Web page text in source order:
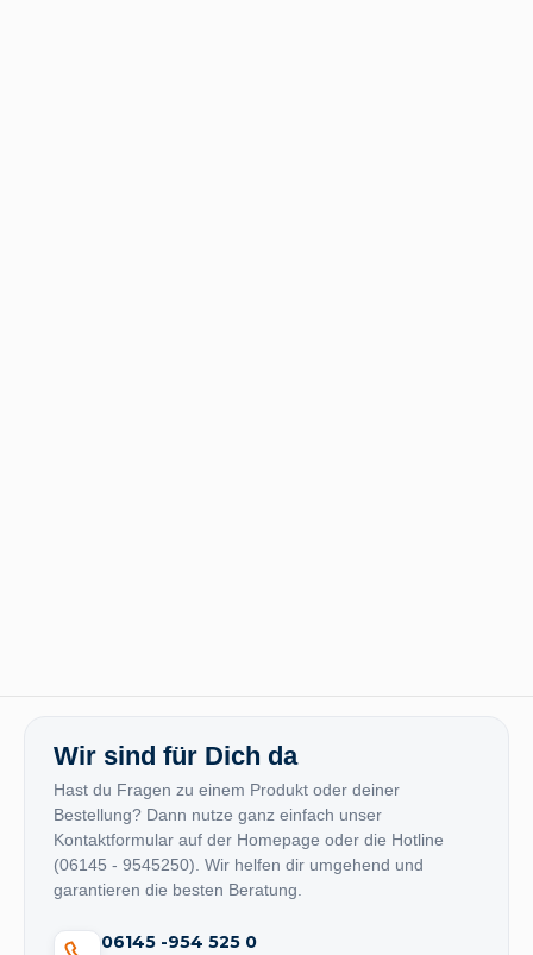
Wir sind für Dich da
Hast du Fragen zu einem Produkt oder deiner
Bestellung? Dann nutze ganz einfach unser
Kontaktformular auf der Homepage oder die Hotline
(06145 - 9545250). Wir helfen dir umgehend und
garantieren die besten Beratung.
06145 -954 525 0